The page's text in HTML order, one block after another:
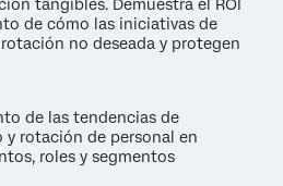
tangibles. Demuestra el ROI
de cómo las iniciativas de
no deseada y protegen
de las tendencias de
rotación de personal en
roles y segmentos